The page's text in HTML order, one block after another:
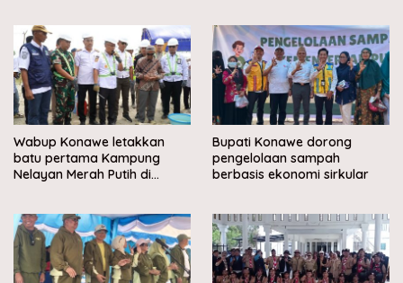
Wabup Konawe letakkan
batu pertama Kampung
Nelayan Merah Putih di
Bupati Konawe dorong
pengelolaan sampah
berbasis ekonomi sirkular